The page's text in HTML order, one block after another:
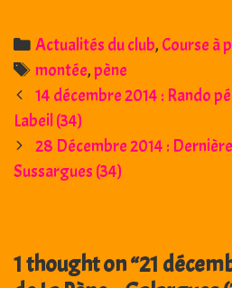
Categories
Actualités du club, Course à
Tags
montée,pène
Post
navigation
14 décembre 2014 : Rando
Labeil (34)
28 Décembre 2014 :
Sussargues (34)
1 thought on “21